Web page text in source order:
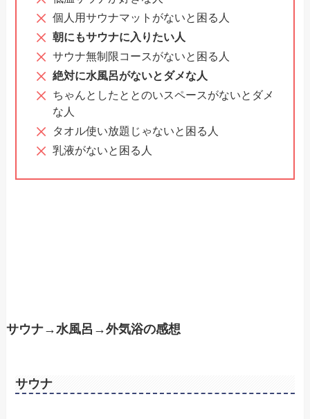
個人用サウナマットがないと困る人
朝にもサウナに入りたい人
サウナ無制限コースがないと困る人
絶対に水風呂がないとダメな人
ちゃんとしたととのいスペースがないとダメ
な人
タオル使い放題じゃないと困る人
乳液がないと困る人
サウナ→水風呂→外気浴の感想
サウナ